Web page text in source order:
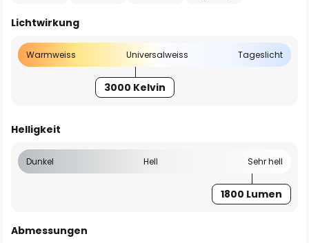
Lichtwirkung
Warmweiss Universalweiss Tageslicht
3000 Kelvin
Helligkeit
Dunkel Hell Sehr hell
1800 Lumen
Abmessungen